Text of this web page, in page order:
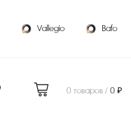
Vallegio Bafo
0 товаров /0 ₽